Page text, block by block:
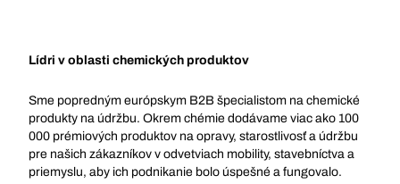
Lídri v oblasti chemických produktov
Sme popredným európskym B2B špecialistom na chemické
produkty na údržbu. Okrem chémie dodávame viac ako 100
000 prémiových produktov na opravy, starostlivosť a údržbu
pre našich zákazníkov v odvetviach mobility, stavebníctva a
priemyslu, aby ich podnikanie bolo úspešné a fungovalo.